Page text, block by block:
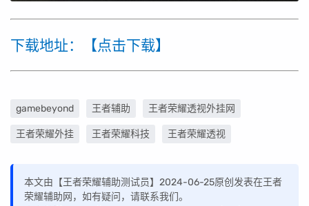
下载地址：【点击下载】
gamebeyond 王者辅助 王者荣耀透视外挂网
王者荣耀外挂 王者荣耀科技 王者荣耀透视
本文由【王者荣耀辅助测试员】2024-06-25原创发表在王者
荣耀辅助网，如有疑问，请联系我们。